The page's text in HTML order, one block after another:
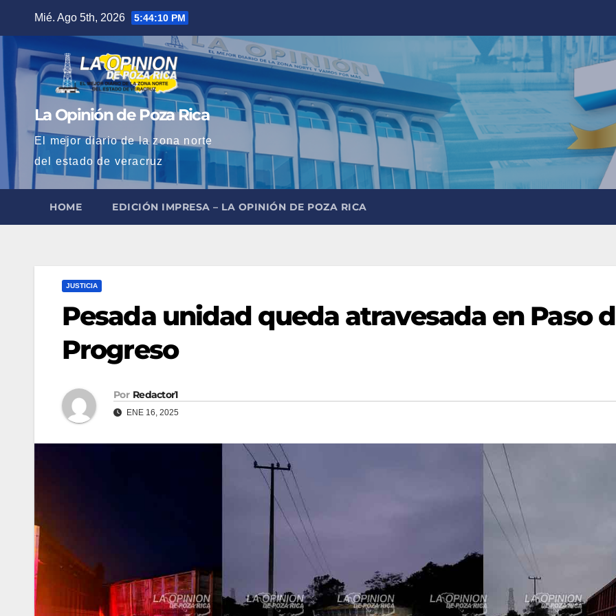
contenido
Mié. Ago 5th, 2026 5:44:11 PM
La Opinión de Poza Rica
El mejor diario de la zona norte
del estado de veracruz
HOME EDICIÓN IMPRESA – LA OPINIÓN DE POZA RICA
JUSTICIA
Pesada unidad queda atravesada en Paso
Progreso
Por Redactor1
ENE 16, 2025